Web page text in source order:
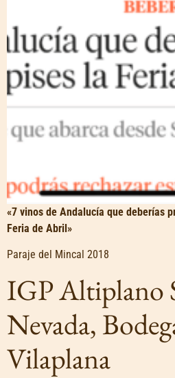
«7 vinos de Andalucía que deberías
Feria de Abril»
Paraje del Mincal 2018
IGP Altiplano
Nevada,
Vilaplana